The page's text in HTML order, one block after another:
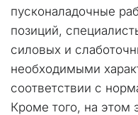
пусконаладочные
позиций,
силовых и
необходимыми
соответствии с
Кроме того, на этом